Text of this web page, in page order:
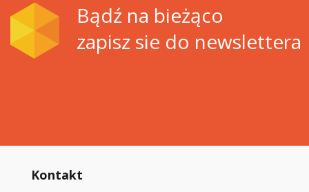
Bądź na bieżąco
zapisz sie do newslettera
Kontakt